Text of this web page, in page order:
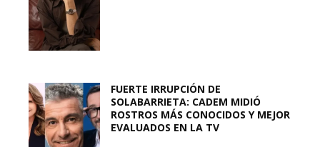
FUERTE IRRUPCIÓN DE
SOLABARRIETA: CADEM MIDIÓ
ROSTROS MÁS CONOCIDOS Y MEJOR
EVALUADOS EN LA TV